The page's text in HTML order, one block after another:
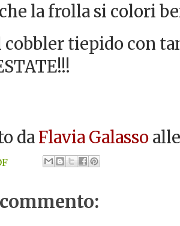
la frolla si colori
tiepido con
da Flavia Galasso